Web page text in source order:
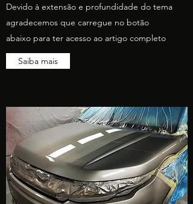
Devido à extensão e profundidade do tema
agradecemos que carregue no botão
abaixo para ter acesso ao artigo completo
Saiba mais